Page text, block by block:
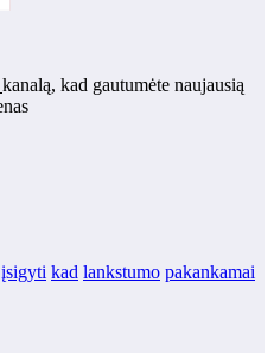
kanalą, kad gautumėte naujausią
įsigyti kad lankstumo pakankamai